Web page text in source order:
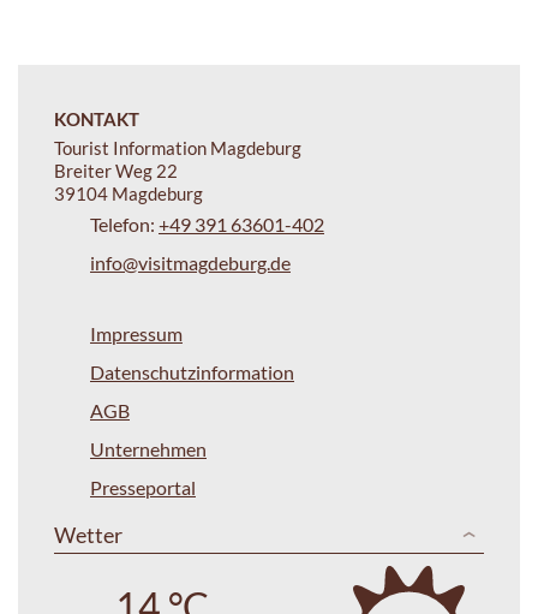
KONTAKT
Tourist Information Magdeburg
Breiter Weg 22
39104 Magdeburg
Telefon: +49 391 63601-402
info@visitmagdeburg.de
Impressum
Datenschutzinformation
AGB
Unternehmen
Presseportal
Wetter